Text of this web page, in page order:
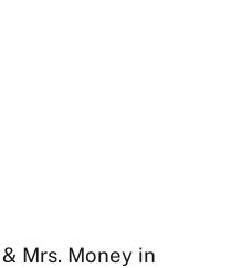
Mrs. Money in